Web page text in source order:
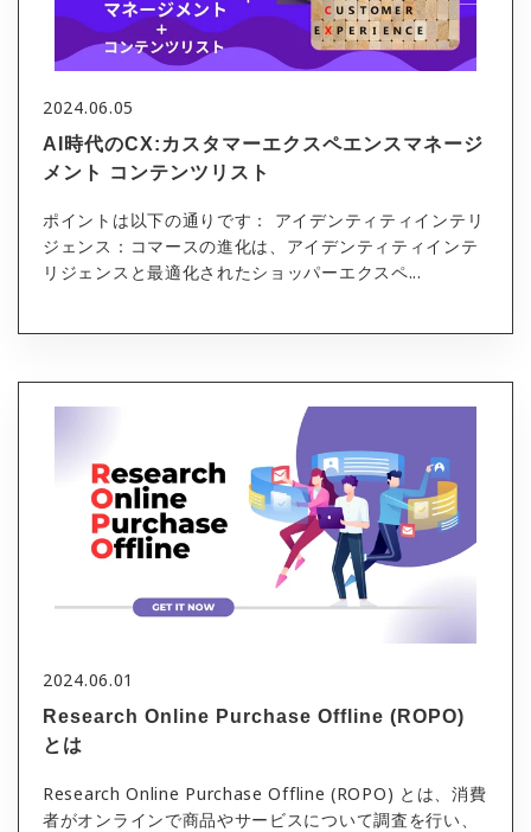
2024.06.05
AI時代のCX:カスタマーエクスペエンスマネージ
メント コンテンツリスト
ポイントは以下の通りです： アイデンティティインテリ
ジェンス：コマースの進化は、アイデンティティインテ
リジェンスと最適化されたショッパーエクスペ...
2024.06.01
Research Online Purchase Offline (ROPO)
とは
Research Online Purchase Offline (ROPO) とは、消費
者がオンラインで商品やサービスについて調査を行い、